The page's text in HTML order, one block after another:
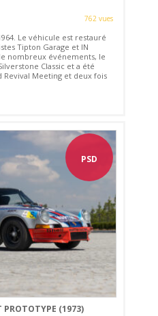
762 vues
Le véhicule est restauré
Tipton Garage et IN
nombreux événements, le
Classic et a été
Revival Meeting et deux fois
PSD
PROTOTYPE (1973)